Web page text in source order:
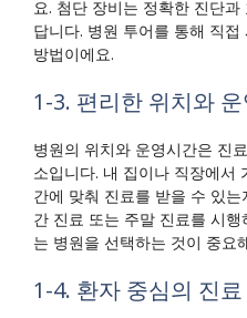
요. 첨단 장비는 정확한 진단
답니다. 병원 투어를 통해 직
방법이에요.
1-3. 편리한 위치와
병원의 위치와 운영시간은 진
소입니다. 내 집이나 직장에서
간에 맞춰 진료를 받을 수 있
간 진료 또는 주말 진료를 시
는 병원을 선택하는 것이 중요
1-4. 환자 중심의 진